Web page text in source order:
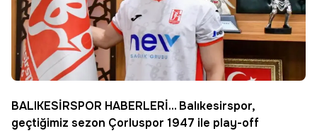
BALIKESİRSPOR HABERLERİ... Balıkesirspor,
geçtiğimiz sezon Çorluspor 1947 ile play-off